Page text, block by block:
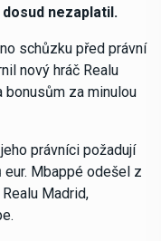
nezaplatil.
schůzku před právní
nový hráč Realu
bonusům za minulou
právníci požadují
Mbappé odešel z
Madrid,